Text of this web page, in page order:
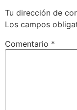
Tu dirección de
Los campos
Comentario *